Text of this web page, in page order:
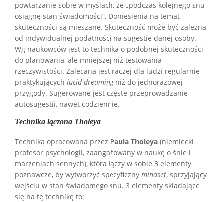
powtarzanie sobie w myślach, że „podczas kolejnego snu
osiągnę stan świadomości”. Doniesienia na temat
skuteczności są mieszane. Skuteczność może być zależna
od indywidualnej podatności na sugestie danej osoby.
Wg naukowców jest to technika o podobnej skuteczności
do planowania, ale mniejszej niż testowania
rzeczywistości. Zalecana jest raczej dla ludzi regularnie
praktykujących lucid dreamingniż do jednorazowej
przygody. Sugerowane jest częste przeprowadzanie
autosugestii, nawet codziennie.
Technika łączona Tholeya
Technika opracowana przez Paula Tholeya (niemiecki
profesor psychologii, zaangażowany w naukę o śnie i
marzeniach sennych), która łączy w sobie 3 elementy
poznawcze, by wytworzyć specyficzny mindset, sprzyjający
wejściu w stan świadomego snu. 3 elementy składające
się na tę technikę to: